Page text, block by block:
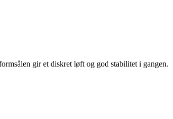
gir et diskret løft og god stabilitet i gangen.